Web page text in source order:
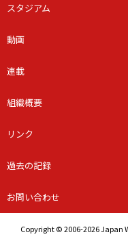
スタジアム
動画
連載
組織概要
リンク
過去の記録
お問い合わせ
Copyright © 2006-2026 Japan